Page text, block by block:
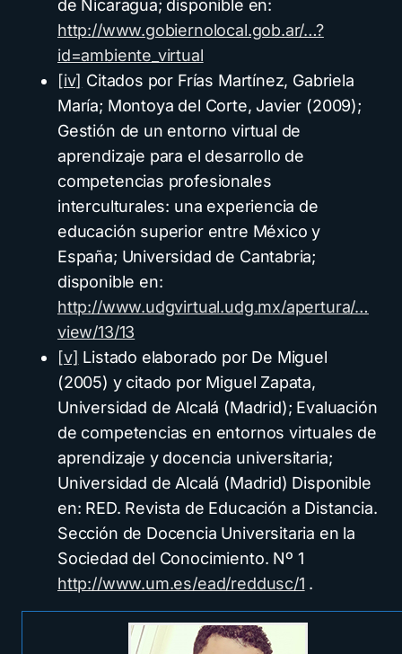
de Nicaragua; disponible en:
http://www.gobiernolocal.gob.ar/…?
id=ambiente_virtual
[iv] Citados por Frías Martínez, Gabriela
María; Montoya del Corte, Javier (2009);
Gestión de un entorno virtual de
aprendizaje para el desarrollo de
competencias profesionales
interculturales: una experiencia de
educación superior entre México y
España; Universidad de Cantabria;
disponible en:
http://www.udgvirtual.udg.mx/apertura/…
view/13/13
[v] Listado elaborado por De Miguel
(2005) y citado por Miguel Zapata,
Universidad de Alcalá (Madrid); Evaluación
de competencias en entornos virtuales de
aprendizaje y docencia universitaria;
Universidad de Alcalá (Madrid) Disponible
en: RED. Revista de Educación a Distancia.
Sección de Docencia Universitaria en la
Sociedad del Conocimiento. Nº 1
http://www.um.es/ead/reddusc/1 .